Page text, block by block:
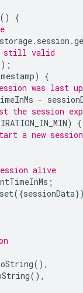
()
{
storage. session .
still valid
)
{
was last
-
the session
)
{
a new session
alive
;
set({sessionData
(),
(),